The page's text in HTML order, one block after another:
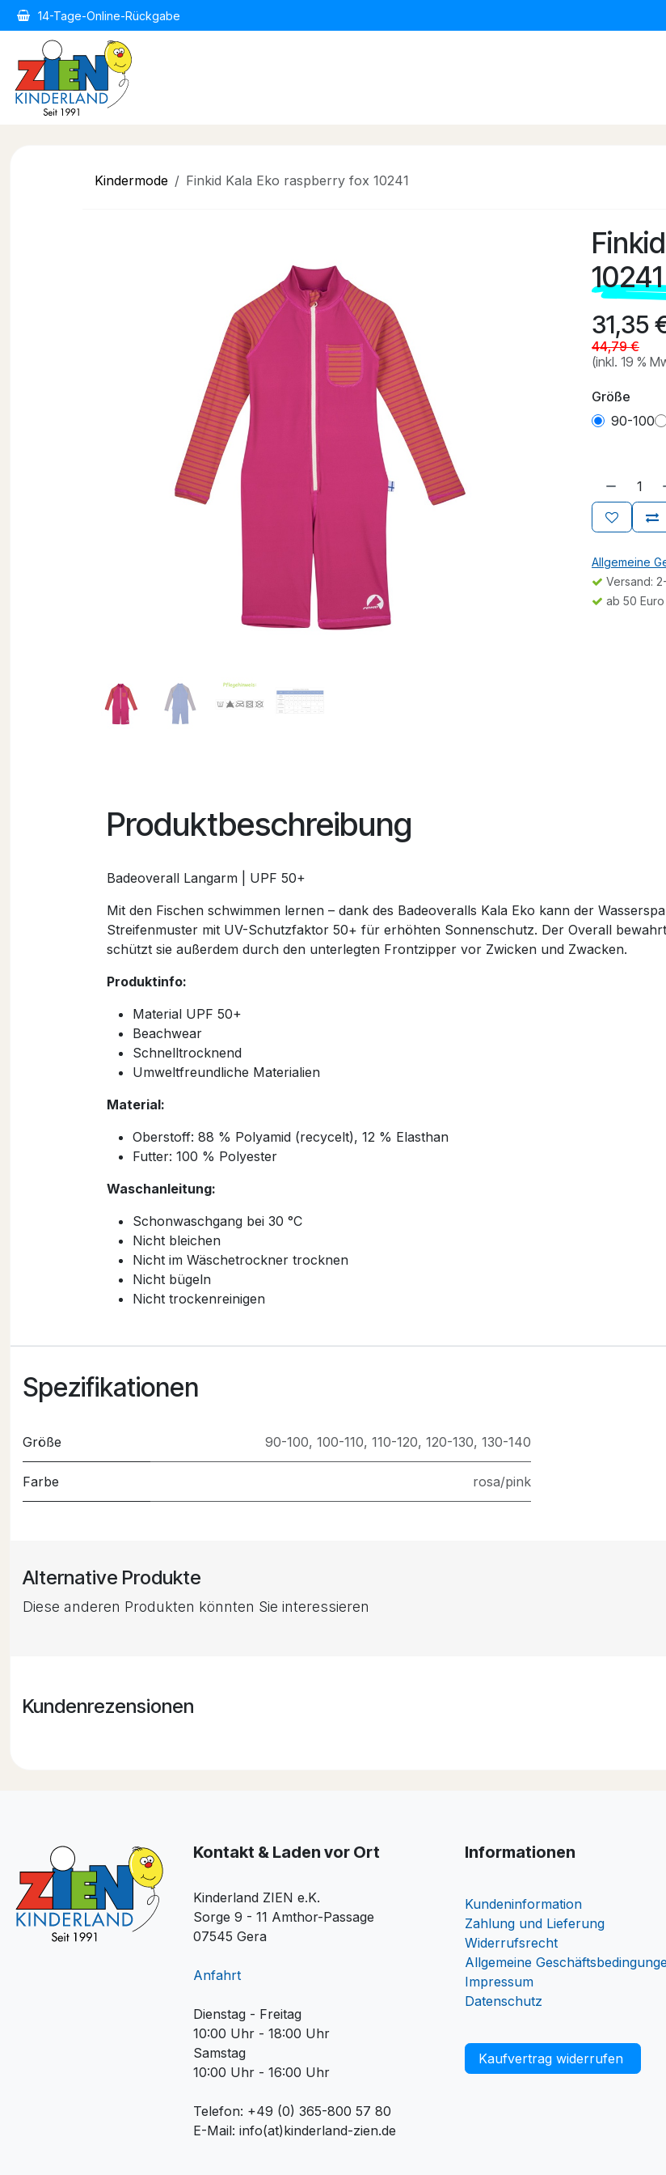
Zum Inhalt springen
14-Tage-Online-Rückgabe
Kindermode Finkid Kala Eko raspberry fox 10241
10241
31,35
44,79€
(inkl. 19 %
Größe
90-100
Allgemeine
Versand:
ab 50
Produktbeschreibung
Badeoverall Langarm | UPF 50+
Mit den Fischen schwimmen lernen – dank des Badeoveralls Kala Eko kann der
Streifenmuster mit UV-Schutzfaktor 50+ für erhöhten Sonnenschutz. Der Overall
schützt sie außerdem durch den unterlegten Frontzipper vor Zwicken und Zwacken.
Produktinfo:
Material UPF 50+
Beachwear
Schnelltrocknend
Umweltfreundliche Materialien
Material:
Oberstoff: 88 % Polyamid (recycelt), 12 % Elasthan
Futter: 100 % Polyester
Waschanleitung:
Schonwaschgang bei 30 °C
Nicht bleichen
Nicht im Wäschetrockner trocknen
Nicht bügeln
Nicht trockenreinigen
Spezifikationen
Größe 90-100, 100-110, 110-120, 120-130, 130-140
Farbe rosa/pink
Alternative Produkte
Diese anderen Produkten könnten Sie interessieren
Kundenrezensionen
Kontakt & Laden vor Ort
Kinderland ZIEN e.K.
Sorge 9 - 11 Amthor-Passage
07545 Gera
Anfahrt
Dienstag - Freitag
10:00 Uhr - 18:00 Uhr
Samstag
10:00 Uhr - 16:00 Uhr
Telefon: +49 (0) 365-800 57 80
E-Mail: info(at)kinderland-zien.de
Informationen
Kundeninformation
Zahlung und Lieferung
Widerrufsrecht
Allgemeine
Impressum
Datenschutz
Kaufvertrag widerrufen